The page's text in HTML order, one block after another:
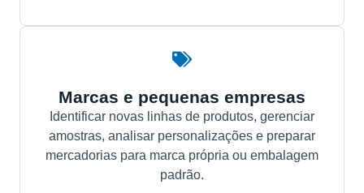
Marcas e pequenas empresas
Identificar novas linhas de produtos, gerenciar
amostras, analisar personalizações e preparar
mercadorias para marca própria ou embalagem
padrão.